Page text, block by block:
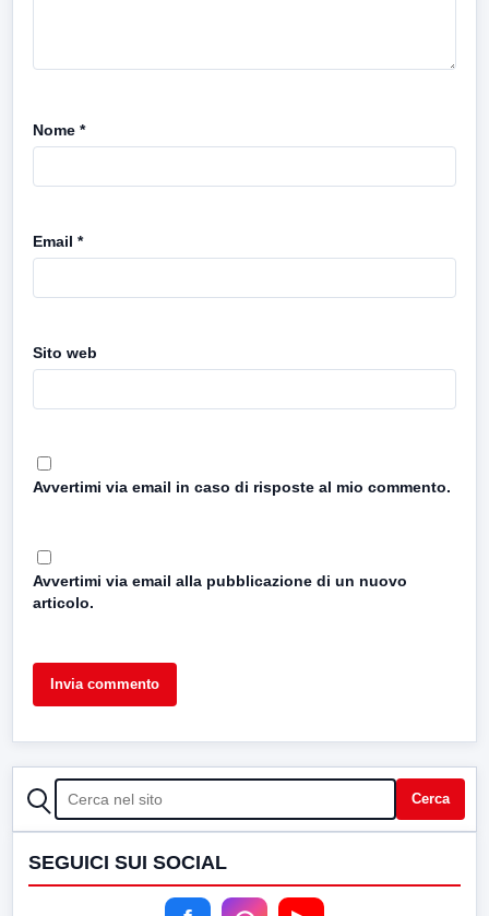
Nome *
Email *
Sito web
Avvertimi via email in caso di risposte al mio commento.
Avvertimi via email alla pubblicazione di un nuovo
articolo.
CERCA Cerca
SEGUICI SUI SOCIAL